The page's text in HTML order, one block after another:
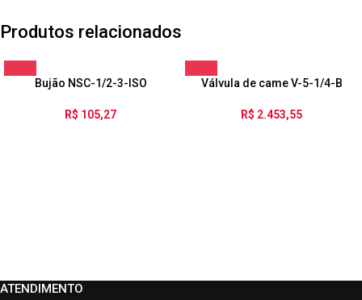
Produtos relacionados
Bujão NSC-1/2-3-ISO
R$ 105,27
Válvula de came V-5-1/4-B
R$ 2.453,55
ATENDIMENTO